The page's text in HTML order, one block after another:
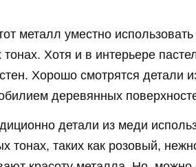
металл уместно
тонах. Хотя и в интерьере
Хорошо смотрятся детали
деревянных
детали из меди
тонах, таких как розовый,